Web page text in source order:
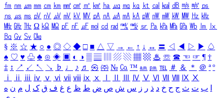
㎙ ㎚ ㎛ ㎜ ㎝ ㎞ ㎟ ㎠ ㎡ ㎢ ㏊ ㎍ ㎎ ㎏ ㏏ ㎈ ㎉ ㏈ ㎧ ㎨ ㎰
㎱ ㎲ ㎳ ㎴ ㎵ ㎶ ㎷ ㎸ ㎹ ㎀ ㎁ ㎂ ㎃ ㎄ ㎺ ㎻ ㎽ ㎾ ㎿ ㎐ ㎑
㎒ ㎓ ㎔ Ω ㏀ ㏁ ㎊ ㎋ ㎌ ㏖ ㏅ ㎭ ㎮ ㎯ ㏛ ㎩ ㎪ ㎫ ㎬ ㏝ ㏐
㏓
㏃ ㏉ ㏜ ㏆
§ ※ ☆ ★ ○ ● ◎ ◇ ◆ □ ■ △ ▽ → ← ↑ ↓ ↔ 〓 ◁ ◀ ▷ ▶ ♤
♠ ♡ ♥ ♧ ♣ ⊙ ◈ ▣ ◐ ◑ ▒ ▤ ▨ ▧ ▦ ▩ ♨ ☏ ☎ ☜ ☞ ¶ †
‡ ↕ ↗ ↙ ↖ ↘ ♭ ♩ ♪ ♬ ㉿ ㈜ № ㏇ ™ ㏂ ㏘ ℡ ＃ ＆ ＊ ＠ ª º
ⅰ
ⅱ ⅲ ⅳ ⅴ ⅵ ⅶ ⅷ ⅸ ⅹ Ⅳ Ⅴ Ⅵ Ⅶ Ⅷ Ⅸ Ⅹ
ب ت ث ج ح خ د ذ ر ز س ش ص ض ط ظ ع غ ف ق ک ل م ن ه